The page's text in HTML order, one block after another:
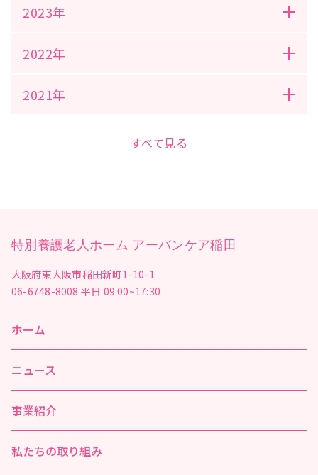
2023年
2022年
2021年
すべて見る
特別養護老人ホーム アーバンケア稲田
大阪府東大阪市稲田新町1-10-1
06-6748-8008 平日 09:00~17:30
ホーム
ニュース
事業紹介
私たちの取り組み